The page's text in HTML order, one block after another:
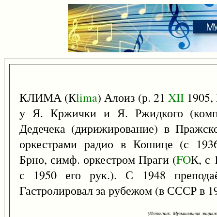
КЛИМА (Кlima) Алоиз (р. 21 XII1905,
у Я. Кржички и Я. Ржидкого
Дедечека (дирижирование) в
оркестрами радио в Кошице (с
Брно, симф. оркестром Праги (FOК, с
с 1950 его рук.). С 1948
Гастролировал за рубежом (в СССР в
(Источник: Музыкальная